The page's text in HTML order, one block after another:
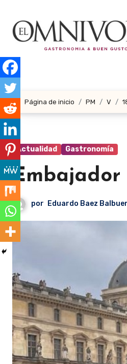
contenido
Página de inicio PM V
Actualidad Gastronomía
por Eduardo Baez